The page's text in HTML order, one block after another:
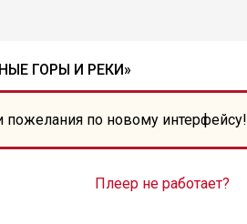
ГОРЫ И РЕКИ»
пожелания по новому интерфейсу!
Плеер не работает?